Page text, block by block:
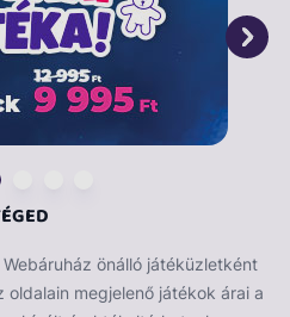
Webáruház önálló játéküzletként
megjelenő játékok árai a